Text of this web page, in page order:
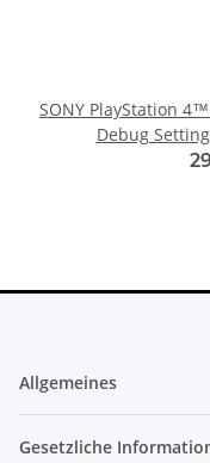
SONY PlayStation 4™
Debug
Allgemeines
Gesetzliche